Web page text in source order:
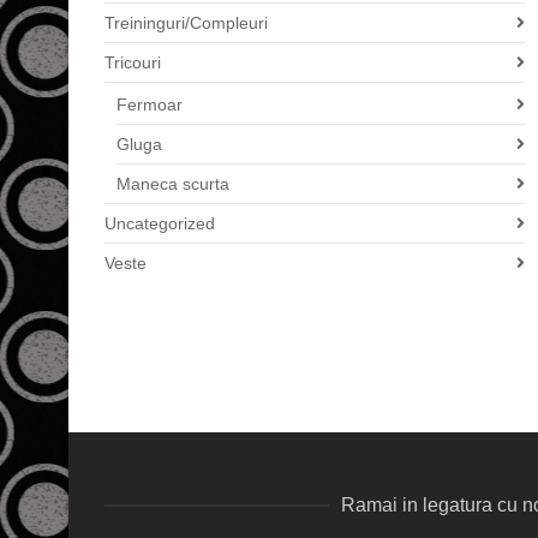
Treininguri/Compleuri
Tricouri
Fermoar
Gluga
Maneca scurta
Uncategorized
Veste
Ramai in legatura cu